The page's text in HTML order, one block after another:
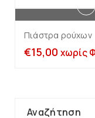
Πιάστρα ρούχων
€15,00 χωρίς
Αναζήτηση